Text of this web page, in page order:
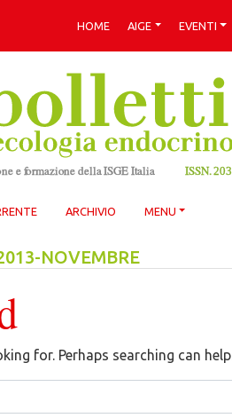
HOME AIGE EVENTI
ARCHIVIO MENU
NOVEMBRE
for. Perhaps searching can